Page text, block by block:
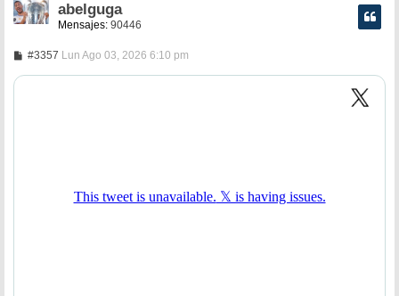
abelguga
Mensajes: 90446
#3357M
n
Lun Ago 03, 2026 6:10 pm